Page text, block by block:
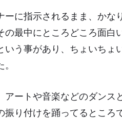
に指示されるまま、かな
最中にところどころ面白
いう事があり、ちょいちょ
ートや音楽などのダンス
振り付けを踊ってるところ